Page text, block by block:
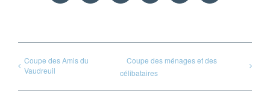
Coupe des Amis du
Vaudreuil
Coupe des ménages et des
célibataires